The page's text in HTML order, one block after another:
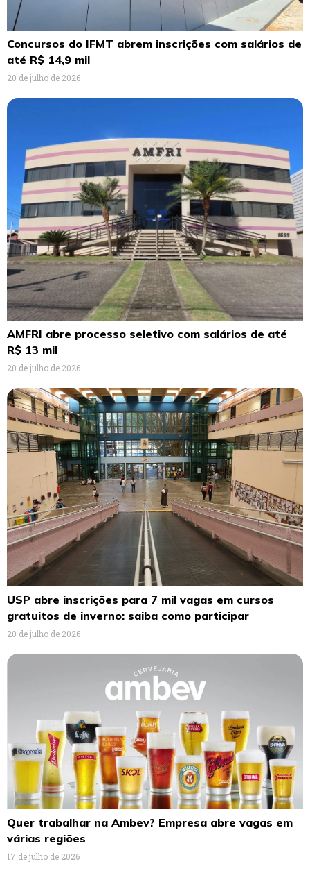
Concursos do IFMT abrem inscrições com salários de
até R$ 14,9 mil
20 de julho de 2026
AMFRI abre processo seletivo com salários de até
R$ 13 mil
20 de julho de 2026
USP abre inscrições para 7 mil vagas em cursos
gratuitos de inverno: saiba como participar
20 de julho de 2026
Quer trabalhar na Ambev? Empresa abre vagas em
várias regiões
17 de julho de 2026